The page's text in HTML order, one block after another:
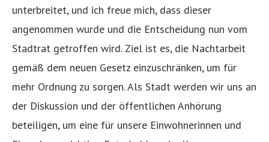
unterbreitet, und ich freue mich, dass dieser
angenommen wurde und die Entscheidung nun vom
Stadtrat getroffen wird. Ziel ist es, die Nachtarbeit
gemäß dem neuen Gesetz einzuschränken, um für
mehr Ordnung zu sorgen. Als Stadt werden wir uns an
der Diskussion und der öffentlichen Anhörung
beteiligen, um eine für unsere Einwohnerinnen und